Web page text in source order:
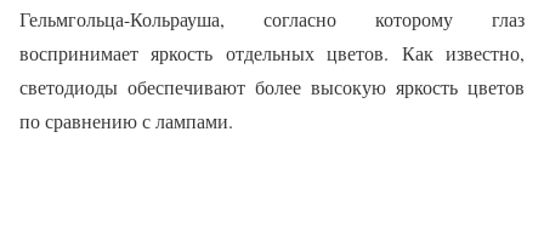
Гельмгольца-Кольрауша, согласно которому глаз
воспринимает яркость отдельных цветов. Как известно,
светодиоды обеспечивают более высокую яркость цветов
по сравнению с лампами.